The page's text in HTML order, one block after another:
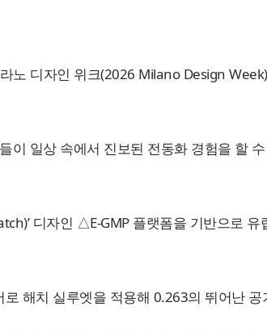
노 디자인 위크(2026 Milano Design
이 일상 속에서 진보된 전동화 경험을 할
디자인 △E-GMP 플랫폼을 기반으로 유
해치 실루엣을 적용해 0.263의 뛰어난